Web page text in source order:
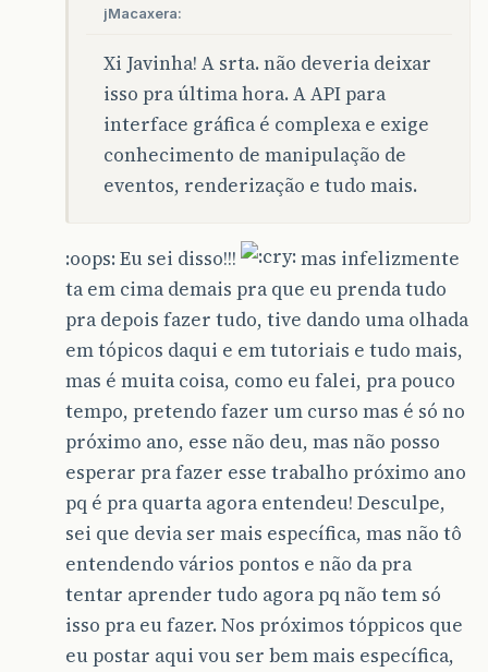
jMacaxera:
Xi Javinha! A srta. não deveria deixar
isso pra última hora. A API para
interface gráfica é complexa e exige
conhecimento de manipulação de
eventos, renderização e tudo mais.
:oops: Eu sei disso!!!
mas infelizmente
ta em cima demais pra que eu prenda tudo
pra depois fazer tudo, tive dando uma olhada
em tópicos daqui e em tutoriais e tudo mais,
mas é muita coisa, como eu falei, pra pouco
tempo, pretendo fazer um curso mas é só no
próximo ano, esse não deu, mas não posso
esperar pra fazer esse trabalho próximo ano
pq é pra quarta agora entendeu! Desculpe,
sei que devia ser mais específica, mas não tô
entendendo vários pontos e não da pra
tentar aprender tudo agora pq não tem só
isso pra eu fazer. Nos próximos tóppicos que
eu postar aqui vou ser bem mais específica,